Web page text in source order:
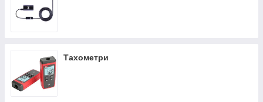
Тахометри